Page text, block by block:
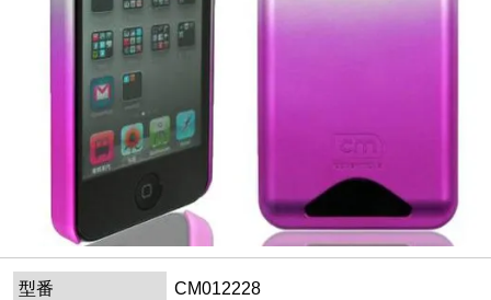
型番
CM012228